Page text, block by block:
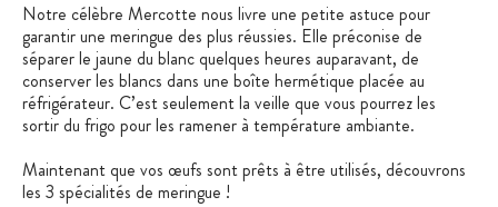
Notre célèbre Mercotte nous livre une petite astuce pour
garantir une meringue des plus réussies. Elle préconise de
séparer le jaune du blanc quelques heures auparavant, de
conserver les blancs dans une boîte hermétique placée au
réfrigérateur. C’est seulement la veille que vous pourrez les
sortir du frigo pour les ramener à température ambiante.
Maintenant que vos œufs sont prêts à être utilisés, découvrons
les 3 spécialités de meringue !